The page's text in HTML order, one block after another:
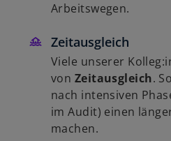
Arbeitswegen.
Zeitausgleich
Viele unserer
von Zeitausgleich.
nach intensiven
im Audit) einen
machen.